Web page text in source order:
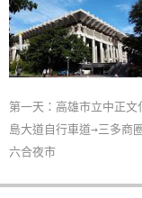
合
作
提
案
飯
合
第一天：高雄市立中正
島大道自行車道→三多商
六合夜市